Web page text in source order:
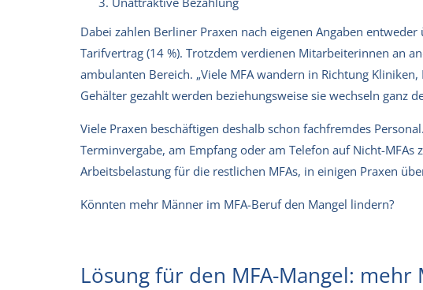
Dabei zahlen Berliner Praxen nach eigenen Angaben
Tarifvertrag (14 %). Trotzdem verdienen Mitarbeiterinnen an
ambulanten Bereich. „Viele MFA wandern in Richtung
Gehälter gezahlt werden beziehungsweise sie wechseln ganz
Viele Praxen beschäftigen deshalb schon fachfremdes
Terminvergabe, am Empfang oder am Telefon auf Nicht-
Arbeitsbelastung für die restlichen MFAs, in einigen Praxen
Könnten mehr Männer im MFA-Beruf den Mangel lindern?
Lösung für den MFA-Mangel: mehr